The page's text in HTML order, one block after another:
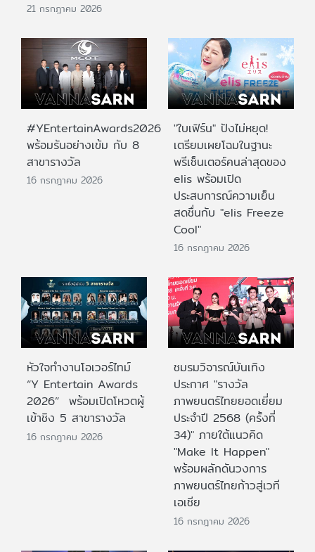
21 กรกฎาคม 2026
#YEntertainAwards2026
พร้อมรันอย่างเข้ม กับ 8
สาขารางวัล
16 กรกฎาคม 2026
"ใบเฟิร์น" ปังไม่หยุด!
เตรียมเผยโฉมในฐานะ
พรีเซ็นเตอร์คนล่าสุดของ
elis พร้อมเปิด
ประสบการณ์ความเย็น
สดชื่นกับ "elis Freeze
Cool"
16 กรกฎาคม 2026
หัวใจทำงานโอเวอร์ไทม์
“Y Entertain Awards
2026” พร้อมเปิดโหวตผู้
เข้าชิง 5 สาขารางวัล
16 กรกฎาคม 2026
ชมรมวิจารณ์บันเทิง
ประกาศ "รางวัล
ภาพยนตร์ไทยยอดเยี่ยม
ประจําปี 2568 (ครั้งที่
34)" ภายใต้แนวคิด
"Make It Happen"
พร้อมผลักดันวงการ
ภาพยนตร์ไทยก้าวสู่เวที
เอเชีย
16 กรกฎาคม 2026